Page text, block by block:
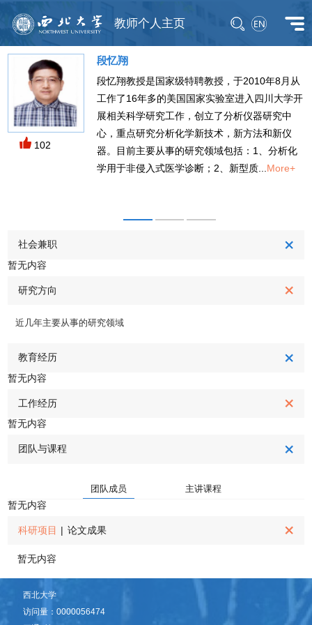
教师个人主页
102
段忆翔
段忆翔教授是国家级特聘教授，于2010年8月从
工作了16年多的美国国家实验室进入四川大学开
展相关科学研究工作，创立了分析仪器研究中
心，重点研究分析化学新技术，新方法和新仪
器。目前主要从事的研究领域包括：1、分析化
学用于非侵入式医学诊断；2、新型质... More+
社会兼职
暂无内容
研究方向
近几年主要从事的研究领域
教育经历
暂无内容
工作经历
暂无内容
团队与课程
团队成员 主讲课程
暂无内容
科研项目 | 论文成果
暂无内容
西北大学
访问量：0000056474